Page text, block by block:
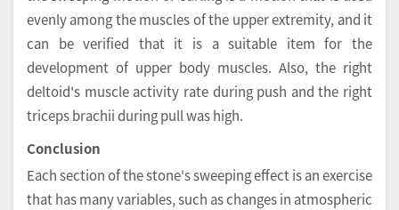
evenly among the muscles of the upper extremity, and it
can be verified that it is a suitable item for the
development of upper body muscles. Also, the right
deltoid's muscle activity rate during push and the right
triceps brachii during pull was high.
Conclusion
Each section of the stone's sweeping effect is an exercise
that has many variables, such as changes in atmospheric